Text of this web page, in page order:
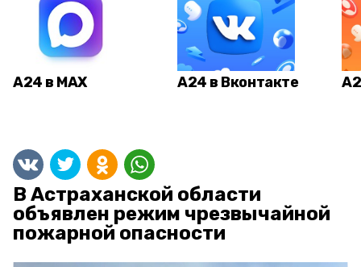
А24 в MAX А24 в Вконтакте
В Астраханской области
объявлен режим чрезвычайной
пожарной опасности